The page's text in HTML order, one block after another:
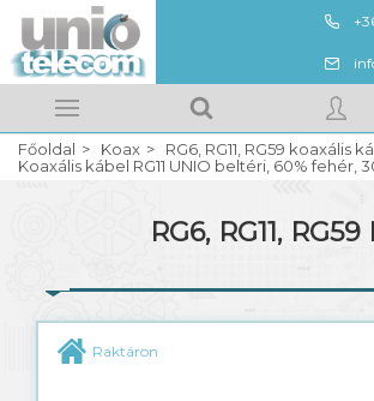
Kosarad tartalma
BELÉPÉS
REGISZTRÁCIÓ
Főoldal Koax
RG6, RG11, RG59 koaxális
Koaxális kábel RG11 UNIO beltéri, 60% fehér,
RG6, RG11,
RG6, RG11, RG59 koaxális kábel
Raktáron